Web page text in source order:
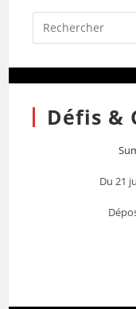
Défis &
Du 21